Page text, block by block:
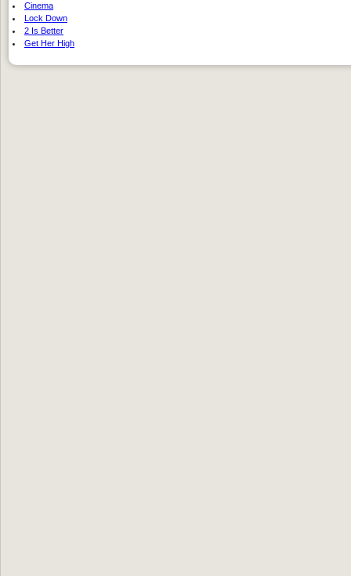
Cinema
Lock Down
2 Is Better
Get Her High